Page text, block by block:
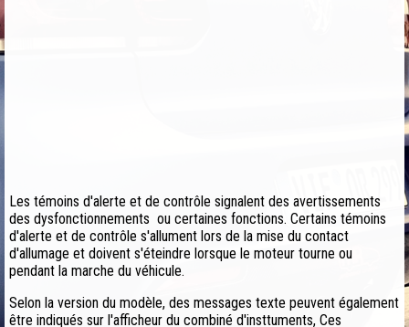
Les témoins d'alerte et de contrôle signalent des avertissements
des dysfonctionnements ou certaines fonctions. Certains témoins
d'alerte et de contrôle s'allument lors de la mise du contact
d'allumage et doivent s'éteindre lorsque le moteur tourne ou
pendant la marche du véhicule.
Selon la version du modèle, des messages texte peuvent également
être indiqués sur l'afficheur du combiné d'insttuments, Ces